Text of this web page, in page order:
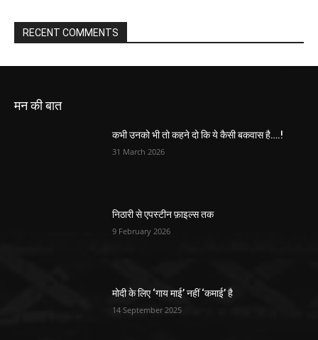
RECENT COMMENTS
मन की बात
कभी उनको भी तो कहने दो कि ये कैसी बकवास है….!
31 March 2026
निठारी से एपस्टीन फ़ाइल्स तक
9 February 2026
मोदी के लिए ‘गाय माई’ नहीं ‘कमाई’ है
14 September 2025